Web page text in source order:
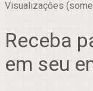
Visualizações
Receba
em seu